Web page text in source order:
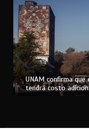
UNAM confirma
tendrá costo